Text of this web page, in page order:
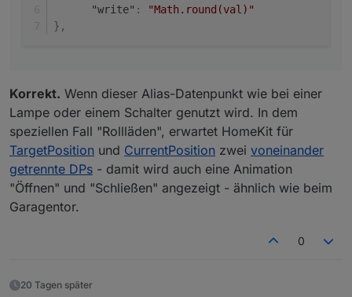
"write" :
"Math.round(val)"
} ,
Korrekt. Wenn dieser Alias-Datenpunkt wie bei einer
Lampe oder einem Schalter genutzt wird. In dem
speziellen Fall "Rollläden", erwartet HomeKit für
TargetPosition und CurrentPosition zwei voneinander
getrennte DPs - damit wird auch eine Animation
"Öffnen" und "Schließen" angezeigt - ähnlich wie beim
Garagentor.
0
20 Tagen später